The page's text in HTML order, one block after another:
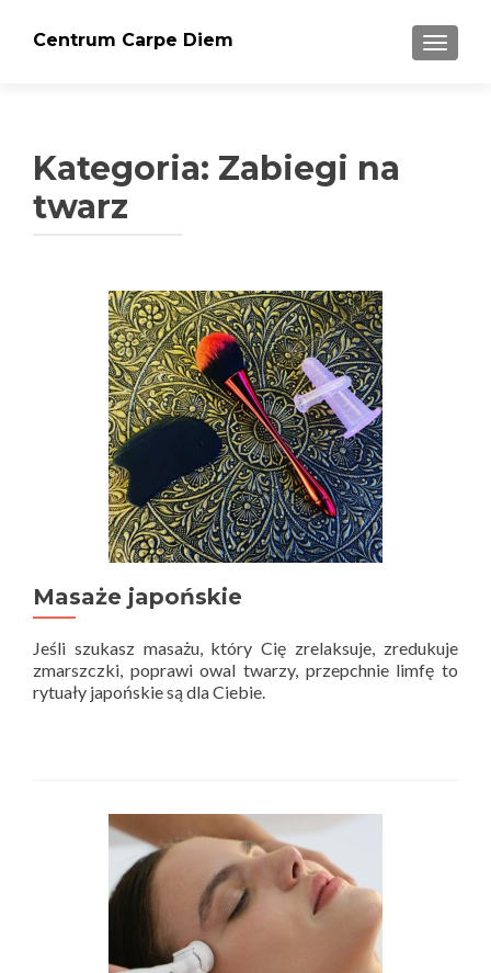
Centrum Carpe Diem
Kategoria: Zabiegi na
twarz
Masaże japońskie
Jeśli szukasz masażu, który Cię zrelaksuje, zredukuje
zmarszczki, poprawi owal twarzy, przepchnie limfę to
rytuały japońskie są dla Ciebie.